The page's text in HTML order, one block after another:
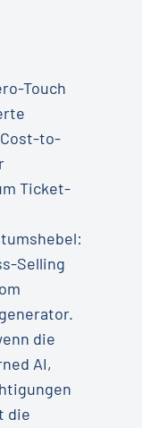
Touch
to-
Ticket-
Selling
die
AI,
die